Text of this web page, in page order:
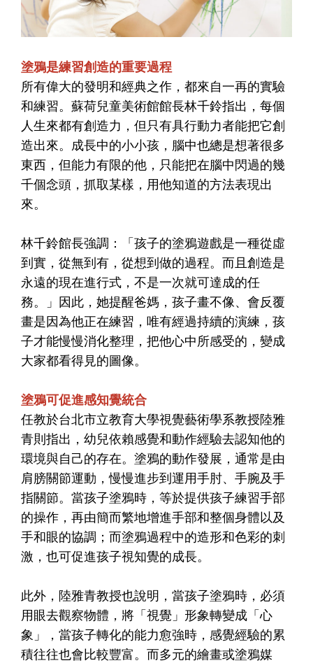
塗鴉是練習創造的重要過程
所有偉大的發明和經典之作，都來自一再的實驗
和練習。蘇荷兒童美術館館長林千鈴指出，每個
人生來都有創造力，但只有具行動力者能把它創
造出來。成長中的小小孩，腦中也總是想著很多
東西，但能力有限的他，只能把在腦中閃過的幾
千個念頭，抓取某樣，用他知道的方法表現出
來。
林千鈴館長強調：「孩子的塗鴉遊戲是一種從虛
到實，從無到有，從想到做的過程。而且創造是
永遠的現在進行式，不是一次就可達成的任
務。」因此，她提醒爸媽，孩子畫不像、會反覆
畫是因為他正在練習，唯有經過持續的演練，孩
子才能慢慢消化整理，把他心中所感受的，變成
大家都看得見的圖像。
塗鴉可促進感知覺統合
任教於台北市立教育大學視覺藝術學系教授陸雅
青則指出，幼兒依賴感覺和動作經驗去認知他的
環境與自己的存在。塗鴉的動作發展，通常是由
肩膀關節運動，慢慢進步到運用手肘、手腕及手
指關節。當孩子塗鴉時，等於提供孩子練習手部
的操作，再由簡而繁地增進手部和整個身體以及
手和眼的協調；而塗鴉過程中的造形和色彩的刺
激，也可促進孩子視知覺的成長。
此外，陸雅青教授也說明，當孩子塗鴉時，必須
用眼去觀察物體，將「視覺」形象轉變成「心
象」，當孩子轉化的能力愈強時，感覺經驗的累
積往往也會比較豐富。而多元的繪畫或塗鴉媒